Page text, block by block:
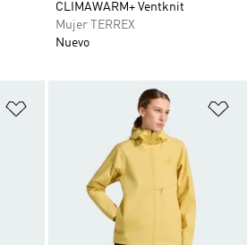
CLIMAWARM+ Ventknit
Mujer TERREX
Nuevo
Añadir a la lista de deseos